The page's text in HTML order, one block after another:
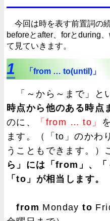
今回は時を表す前置詞の続
beforeとafter、forとduring
て見ていきます。
1 「from … to(until)」
「～から～まで」と
時点から他のある時点
のに、
「from … to」
ます。（「to」のかわ
うこともできます。）
ら」には「from」、「
「to」が相当します。
from Mondayto